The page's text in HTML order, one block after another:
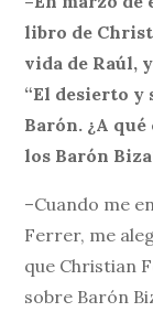
libro de
vida de Raúl,
“El desierto y
Barón. ¿A
los Barón
–Cuando me
Ferrer, me
que Christian
sobre Barón